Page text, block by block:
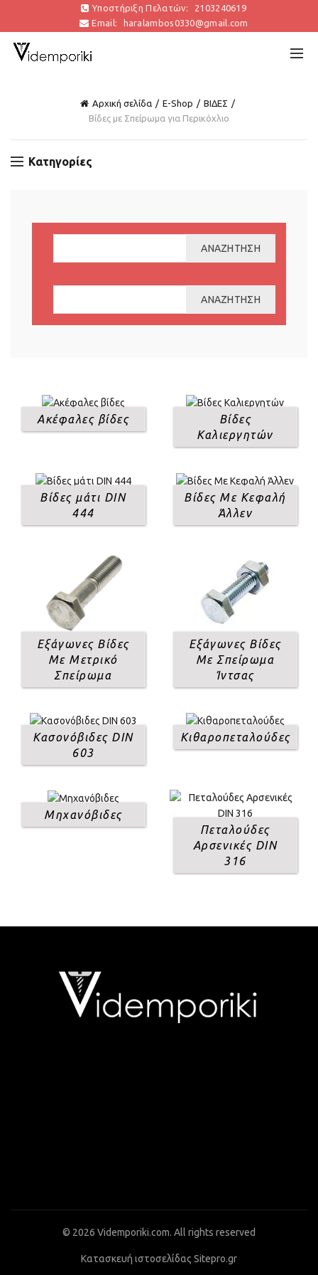
Υποστήριξη Πελατών:
2103240619
Email:
haralambos0330@gmail.com
Αρχική σελίδα E-Shop
ΒΙΔΕΣ
Βίδες με Σπείρωμα για Περικόχλιο
Κατηγορίες
ΑΝΑΖΉΤΗΣΗ
ΑΝΑΖΉΤΗΣΗ
Ακέφαλες βίδες
Βίδες
Καλιεργητών
Βίδες μάτι DIN
444
Βίδες Με Κεφαλή
Άλλεν
Εξάγωνες Βίδες
Με Μετρικό
Σπείρωμα
Εξάγωνες Βίδες
Με Σπείρωμα
Ίντσας
Κασονόβιδες DIN
603
Κιθαροπεταλούδες
Μηχανόβιδες
Πεταλούδες
Αρσενικές DIN
316
© 2026 Videmporiki.com. All rights reserved
Κατασκευή ιστοσελίδας Sitepro.gr